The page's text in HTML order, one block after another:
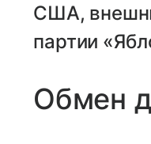
США,
партии
Обмен